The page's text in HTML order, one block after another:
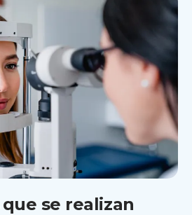
que se realizan